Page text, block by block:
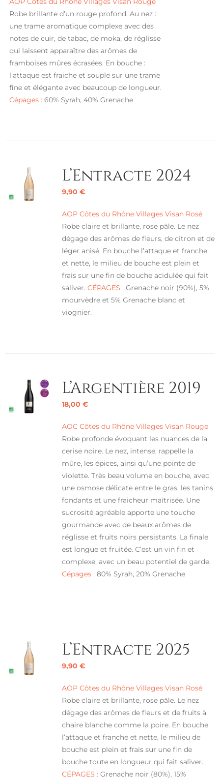
Robe brillante d’un rouge profond. Au nez :
une trame aromatique complexe avec des
notes de cuir, de tabac, de moka, de réglisse
qui laissent apparaître des arômes de
framboises mûres écrasées. En bouche :
l’attaque est fraiche et souple sur une trame
fine et élégante avec beaucoup de longueur.
Cépages : 60% Syrah, 40% Grenache
L’Entracte 2024
9,90 €
AOP Côtes du Rhône Villages Visan Rosé
Robe claire et brillante, rose pâle. Le nez
dégage des arômes de fleurs, de citron et de
léger anisé. En bouche l’attaque et franche
et nette, le milieu de bouche est plein et
frais sur une fin de bouche acidulée qui fait
saliver. CÉPAGES : Grenache noir (90%), 5%
mourvèdre et 5% Grenache blanc et
viognier.
L’Argentière 2019
18,00 €
AOC Côtes du Rhône Villages Visan Rouge
Robe profonde évoquant les nuances de la
cerise noire. Le nez, intense, rappelle la
mûre, les épices, ainsi qu’une pointe de
violette. Très beau volume en bouche, avec
une osmose délicate entre le gras, les tanins
fondants et une fraicheur maîtrisée. Une
sucrosité agréable apporte une touche
gourmande avec de beaux arômes de
réglisse et fruits noirs persistants. La finale
est longue et fruitée. C’est un vin fin et
complexe, avec un beau potentiel de garde.
Cépages : 80% Syrah, 20% Grenache
L’Entracte 2025
9,90 €
AOP Côtes du Rhône Villages Visan Rosé
Robe claire et brillante, rose pâle. Le nez
dégage des arômes de fleurs et de fruits à
chaire blanche comme la poire. En bouche
l’attaque et franche et nette, le milieu de
bouche est plein et frais sur une fin de
bouche toute en longueur qui fait saliver.
CÉPAGES : Grenache noir (80%), 15%